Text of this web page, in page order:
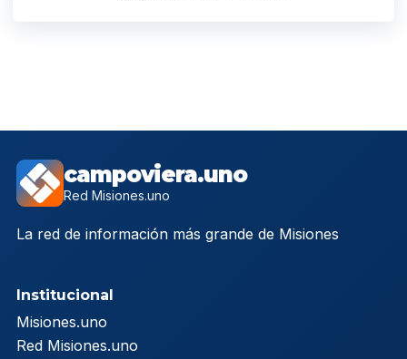
campoviera.uno
Red Misiones.uno
La red de información más grande de Misiones
Institucional
Misiones.uno
Red Misiones.uno